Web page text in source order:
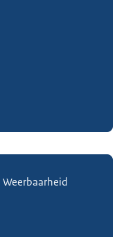
Weerbaarheid